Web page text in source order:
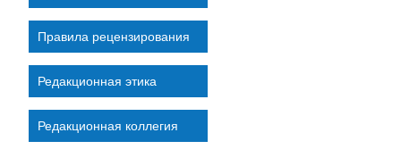
Правила рецензирования
Редакционная этика
Редакционная коллегия